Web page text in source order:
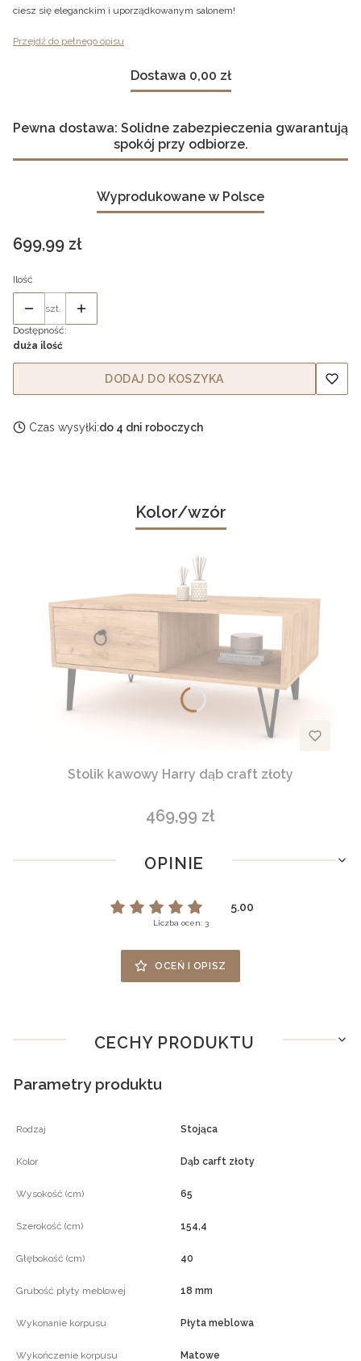
ciesz się eleganckim i uporządkowanym salonem!
Przejdź do pełnego opisu
Dostawa 0,00 zł
Pewna dostawa: Solidne zabezpieczenia gwarantują
spokój przy odbiorze.
Wyprodukowane w Polsce
Cena
699,99 zł
Ilość
szt.
Dostępność:
duża ilość
DODAJ DO KOSZYKA
Czas wysyłki:do 4 dni roboczych
Kolor/wzór
Stolik kawowy Harry dąb craft złoty
Cena
469,99 zł
OPINIE
5.00
Liczba ocen: 3
OCEŃ I OPISZ
CECHY PRODUKTU
Parametry produktu
Rodzaj Stojąca
Kolor Dąb carft złoty
Wysokość (cm) 65
Szerokość (cm) 154,4
Głębokość (cm) 40
Grubość płyty meblowej 18 mm
Wykonanie korpusu Płyta meblowa
Wykończenie korpusu Matowe